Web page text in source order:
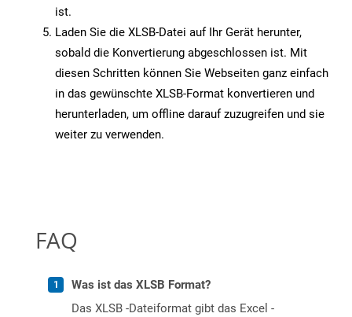
ist.
Laden Sie die XLSB-Datei auf Ihr Gerät herunter,
sobald die Konvertierung abgeschlossen ist. Mit
diesen Schritten können Sie Webseiten ganz einfach
in das gewünschte XLSB-Format konvertieren und
herunterladen, um offline darauf zuzugreifen und sie
weiter zu verwenden.
FAQ
Was ist das XLSB Format?
Das XLSB -Dateiformat gibt das Excel -